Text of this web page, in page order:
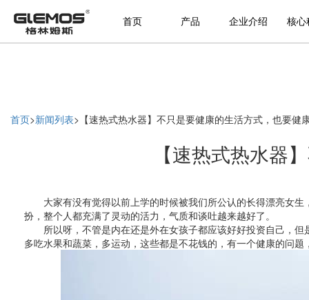
首页 产品 企业介绍 核心
首页>新闻列表> 【速热式热水器】不只是要健康的生活方式，也要健
【速热式热水器
大家有没有觉得以前上学的时候被我们所公认的长得漂亮女生
扮，整个人都充满了灵动的活力，气质和谈吐越来越好了。
所以呀，不管是内在还是外在女孩子都应该好好投资自己，但
多吃水果和蔬菜，多运动，这些都是不花钱的，有一个健康的问